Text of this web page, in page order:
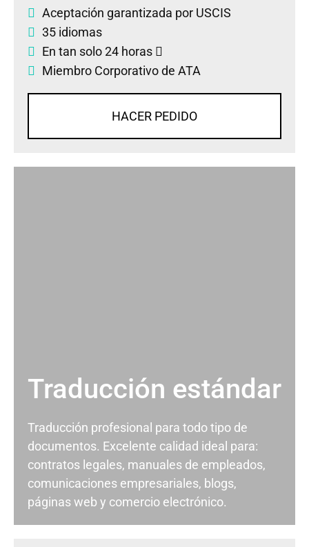
Aceptación garantizada por USCIS
35 idiomas
En tan solo 24 horas
Miembro Corporativo de ATA
HACER PEDIDO
Traducción estándar
Traducción profesional para todo tipo de
documentos. Excelente calidad ideal para:
contratos legales, manuales de empleados,
comunicaciones empresariales, blogs,
páginas web y comercio electrónico.